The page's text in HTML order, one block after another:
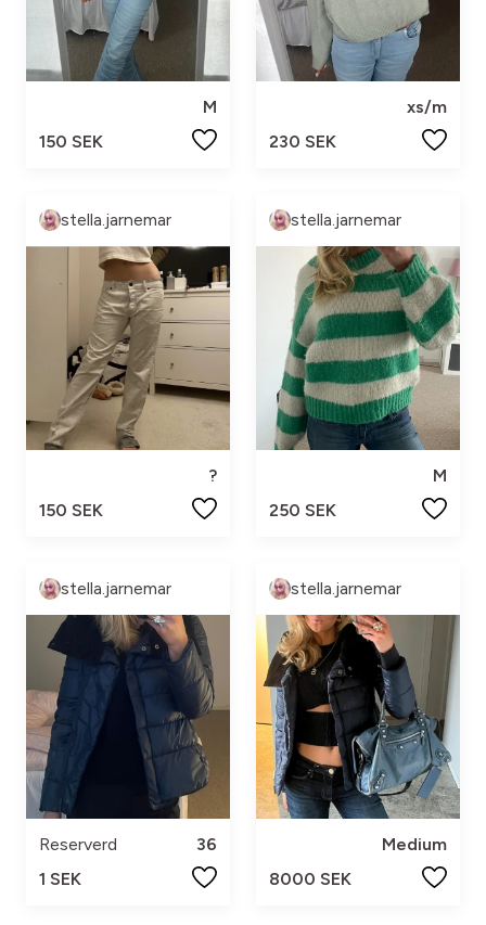
M
150 SEK
xs/m
230 SEK
stella.jarnemar
?
150 SEK
stella.jarnemar
M
250 SEK
stella.jarnemar
Reserverd
36
1 SEK
stella.jarnemar
Medium
8000 SEK